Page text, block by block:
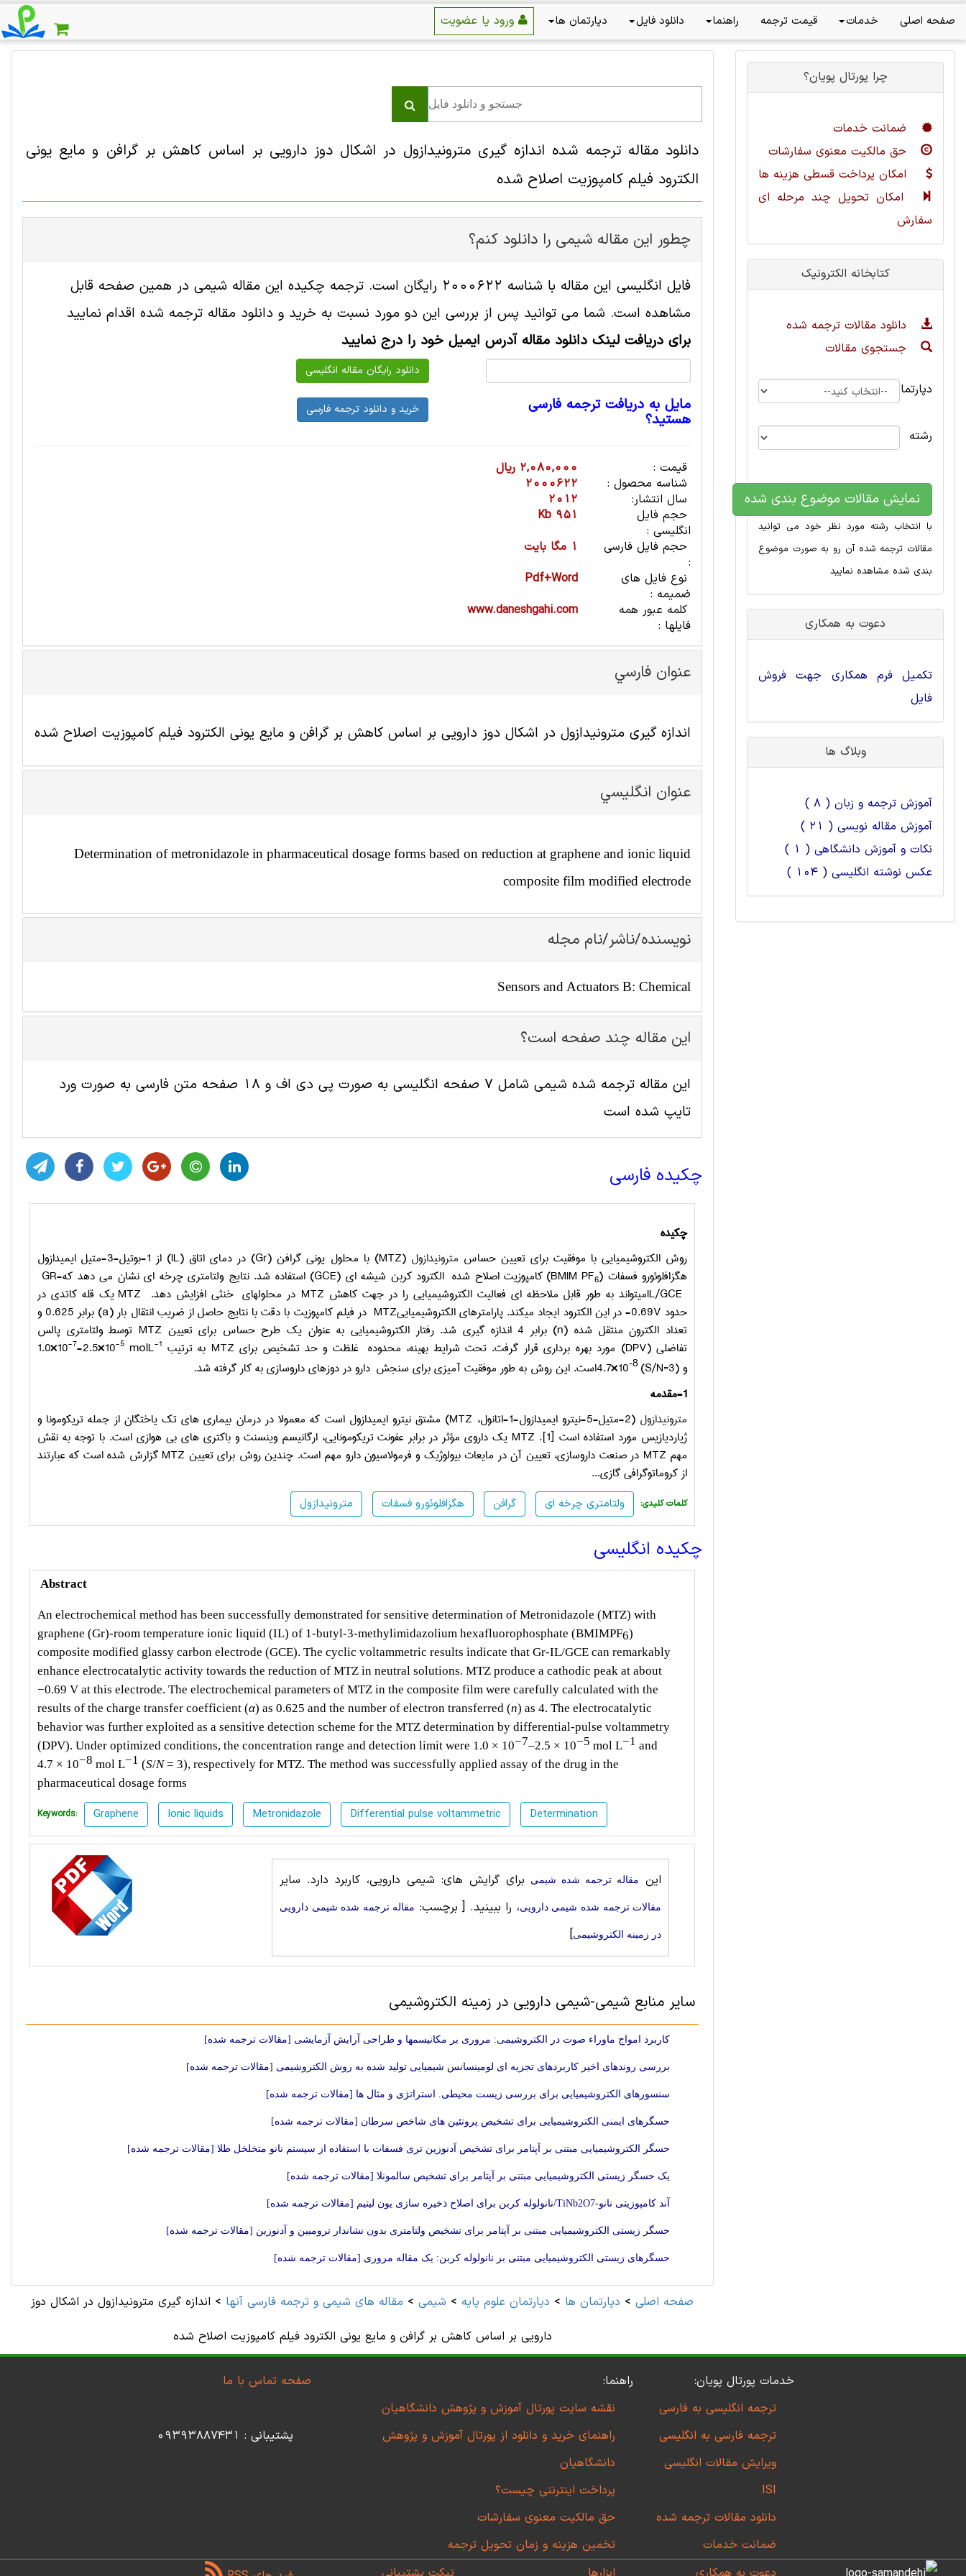
صفحه اصلی خدمات قیمت ترجمه راهنما دانلود فایل دپارتمان ها
دانلود مقاله ترجمه شده اندازه گیری مترونیدازول در اشکال دوز دارویی بر اساس کاهش بر گرافن و مایع یونی
الکترود فیلم کامپوزیت اصلاح شده
چطور این مقاله شيمی را دانلود کنم؟
فایل انگلیسی این مقاله با شناسه 2000622 رایگان است. ترجمه چکیده این مقاله شيمی در همین صفحه قابل
مشاهده است. شما می توانید پس از بررسی این دو مورد نسبت به خرید و دانلود مقاله ترجمه شده اقدام نمایید
برای دریافت لینک دانلود مقاله آدرس ایمیل خود را درج نمایید
مایل به دریافت ترجمه فارسی
هستید؟
قیمت :
2,080,000 ریال
شناسه محصول :
2000622
سال انتشار:
2012
حجم فایل
انگلیسی :
951 Kb
حجم فایل فارسی
:
1 مگا بایت
نوع فایل های
ضمیمه :
Pdf+Word
کلمه عبور همه
فایلها :
www.daneshgahi.com
عنوان فارسي
اندازه گیری مترونیدازول در اشکال دوز دارویی بر اساس کاهش بر گرافن و مایع یونی الکترود فیلم کامپوزیت اصلاح شده
عنوان انگليسي
Determination of metronidazole in pharmaceutical dosage forms based on reduction at graphene and ionic liquid
composite film modified electrode
نویسنده/ناشر/نام مجله
Sensors and Actuators B: Chemical
این مقاله چند صفحه است؟
این مقاله ترجمه شده شيمی شامل 7 صفحه انگلیسی به صورت پی دی اف و 18 صفحه متن فارسی به صورت ورد
تایپ شده است
چکیده فارسی
چکیده
روش الکتروشیمیایی با موفقیت برای تعیین حساس مترونیدازول (MTZ)با محلول یونی گرافن (Gr) در دمای اتاق(IL)
از 1-بوتیل-3-متیل ایمیدازول
هگزافلوئورو فسفات
(BMIM PF6) کامپوزیت اصلاح شده الکترود کربن شیشه ای (GCE)استفاده شد. نتایج ولتامتری چرخه ای نشان می دهد کهGR-
IL/GCEمیتواند به طور قابل ملاحظه ای فعالیت الکتروشیمیایی را در جهت کاهش MTZ در محلولهای خنثی افزایش دهد. MTZ یک قله کاتدی در
حدود-0.69Vدر این الکترود ایجاد میکند. پارامترهای الکتروشیمیاییMTZ در فیلم کامپوزیت با دقت با نتایج حاصل از ضریب انتقال بار (a
) برابر 0.625 و
تعداد الکترون منتقل شده(n)برابر 4 اندازه گیری شد. رفتار الکتروشیمیایی به عنوان یک طرح حساس برای تعیین MTZ توسط ولتامتری پالس
تفاضلی(DPV) مورد بهره برداری قرار گرفت. تحت شرایط بهینه، محدوده غلظت و حد تشخیص برای MTZ به ترتیب 1.0×10-7-2.5×10-5 molL-1
و 4.7×10-8 (S/N=3) است. این روش به طور موفقیت آمیزی برای سنجش دارو در دوزهای داروسازی به کار گرفته شد.
1- مقدمه
مترونیدازول (2-متیل-5-نیترو ایمیدازول-1-اتانول، MTZ) مشتق نیترو ایمیدازول است که معمولا در درمان بیماری های تک یاختگان از جمله تریکومونا و
ژیاردیازیس مورد استفاده است [1].
MTZ یک داروی مؤثر در برابر عفونت تریکومونایی، ارگانیسم وینسنت و باکتری های بی هوازی است. با توجه به نقش
مهم MTZ در صنعت داروسازی، تعیین آن در مایعات بیولوژیک و فرمولاسیون دارو مهم است. چندین روش برای تعیین MTZ گزارش شده است که عبارتند
از کروماتوگرافی گازی...
مترونیدازول هگزافلوئورو فسفات گرافن ولتامتری چرخه ای :کلمات کلیدی
چکیده انگلیسی
Abstract
An electrochemical method has been successfully demonstrated for sensitive determination of Metronidazole (MTZ) with
graphene (Gr)-room temperature ionic liquid (IL) of 1-butyl-3-methylimidazolium hexafluorophosphate (BMIMPF6)
composite modified glassy carbon electrode (GCE). The cyclic voltammetric results indicate that Gr-IL/GCE can remarkably
enhance electrocatalytic activity towards the reduction of MTZ in neutral solutions. MTZ produce a cathodic peak at about
−0.69 V at this electrode. The electrochemical parameters of MTZ in the composite film were carefully calculated with the
results of the charge transfer coefficient (α) as 0.625 and the number of electron transferred (n) as 4. The electrocatalytic
behavior was further exploited as a sensitive detection scheme for the MTZ determination by differential-pulse voltammetry
(DPV). Under optimized conditions, the concentration range and detection limit were 1.0 × 10−7–2.5 × 10−5 mol L−1 and
4.7 × 10−8 mol L−1 (S/N= 3), respectively for MTZ. The method was successfully applied assay of the drug in the
pharmaceutical dosage forms
Keywords: Graphene Ionic liquids Metronidazole Differential pulse voltammetric Determination
این مقاله ترجمه شده شيمی برای گرایش های: شیمی ‌دارویی، کاربرد دارد. سایر
مقالات ترجمه شده شیمی ‌دارویی، را ببینید. [ برچسب: مقاله ترجمه شده شیمی ‌دارویی
در زمینه الکتروشیمی]
سایر منابع شيمی-شیمی ‌دارویی در زمینه الکتروشیمی
کاربرد امواج ماوراء صوت در الکتروشیمی: مروری بر مکانیسمها و طراحی آرایش آزمایشی [مقالات ترجمه شده]
بررسی روندهای اخیر کاربردهای تجزیه ای لومینسانس شیمیایی تولید شده به روش الکتروشیمی [مقالات ترجمه شده]
سنسورهای الکتروشیمیایی برای بررسی زیست محیطی. استراتژی و مثال ها [مقالات ترجمه شده]
حسگرهای ایمنی الکتروشیمیایی برای تشخیص پروتئین های شاخص سرطان [مقالات ترجمه شده]
حسگر الکتروشیمیایی مبتنی بر آپتامر برای تشخیص آدنوزین تری فسفات با استفاده از سیستم نانو متخلخل طلا [مقالات ترجمه شده]
یک حسگر زیستی الکتروشیمیایی مبتنی بر آپتامر برای تشخیص سالمونلا [مقالات ترجمه شده]
آند کامپوزیتی نانو-TiNb2O7/نانولوله کربن برای اصلاح ذخیره سازی یون لیتیم [مقالات ترجمه شده]
حسگر زیستی الکتروشیمیایی مبتنی بر آپتامر برای تشخیص ولتامتری بدون نشاندار ترومبین و آدنوزین [مقالات ترجمه شده]
حسگرهای زیستی الکتروشیمیایی مبتنی بر نانولوله کربن: یک مقاله مروری [مقالات ترجمه شده]
صفحه اصلی > دپارتمان ها > دپارتمان علوم پايه > شيمی > مقاله های شيمی و ترجمه فارسی آنها > اندازه گیری مترونیدازول در اشکال دوز
دارویی بر اساس کاهش بر گرافن و مایع یونی الکترود فیلم کامپوزیت اصلاح شده
چرا پورتال پویان؟
ضمانت خدمات
حق مالکیت معنوی سفارشات
امکان پرداخت قسطی هزینه ها
امکان تحویل چند مرحله ای
سفارش
کتابخانه الکترونیک
دانلود مقالات ترجمه شده
جستجوی مقالات
دپارتمان
رشته
نمایش مقالات موضوع بندی شده
با انتخاب رشته مورد نظر خود می توانید
مقالات ترجمه شده آن رو به صورت موضوع
بندی شده مشاهده نمایید
دعوت به همکاری
تکمیل فرم همکاری جهت فروش
فایل
وبلاگ ها
آموزش ترجمه و زبان ( 8 )
آموزش مقاله نویسی ( 21 )
نکات و آموزش دانشگاهی ( 1 )
عکس نوشته انگلیسی ( 104 )
خدمات پورتال پویان:
ترجمه انگلیسی به فارسی
ترجمه فارسی به انگلیسی
ویرایش مقالات انگلیسی
ISI
دانلود مقالات ترجمه شده
ضمانت خدمات
راهنما:
نقشه سایت پورتال آموزش و پژوهش دانشگاهیان
راهنمای خرید و دانلود از پورتال آموزش و پژوهش
دانشگاهیان
پرداخت اینترنتی چیست؟
حق مالکیت معنوی سفارشات
تخمین هزینه و زمان تحویل ترجمه
صفحه تماس با ما
پشتیبانی : 09393887431